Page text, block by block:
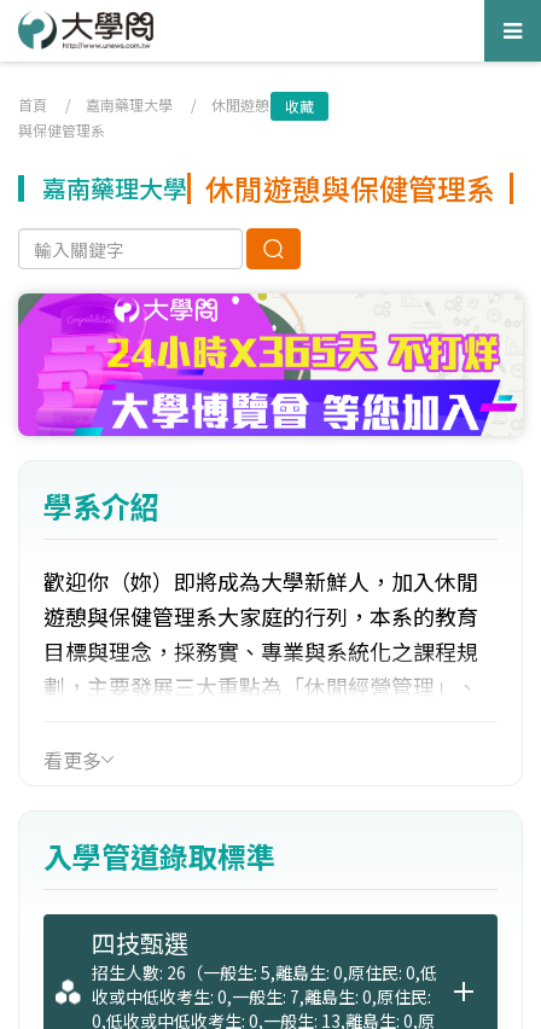
首頁 / 嘉南藥理大學 / 休閒遊憩
與保健管理系
收藏
嘉南藥理大學 休閒遊憩與保健管理系
學系介紹
歡迎你（妳）即將成為大學新鮮人，加入休閒
遊憩與保健管理系大家庭的行列，本系的教育
目標與理念，採務實、專業與系統化之課程規
劃，主要發展三大重點為「休閒經營管理」、
培育全方位的「健康休閒產業從業人才」為本
目前著重於休閒養生產業之實務運作，積極與
業界簽署實務合作契約(目前已和臺糖遊憩事業
部、休閒農場、空間規劃顧問公司、健身中
心、連鎖企業飯店、美容芳療企業等數十家廠
商簽訂合作契約)，以利同學們在學時的學習目
看更多
入學管道錄取標準
四技甄選
招生人數: 26（一般生: 5,離島生: 0,原住民: 0,低
收或中低收考生: 0,一般生: 7,離島生: 0,原住民:
0,低收或中低收考生: 0,一般生: 13,離島生: 0,原